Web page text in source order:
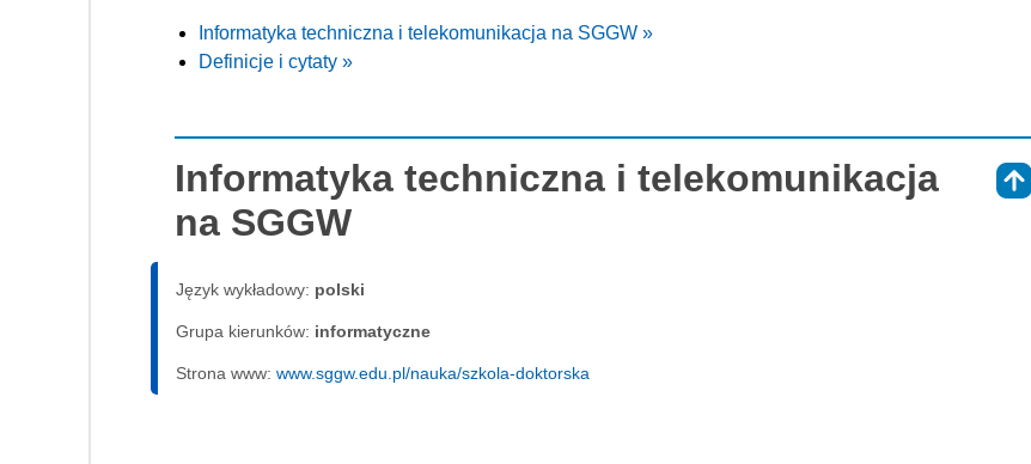
Informatyka techniczna i telekomunikacja na SGGW »
Definicje i cytaty »
Informatyka techniczna i telekomunikacja
na SGGW
Język wykładowy: polski
Grupa kierunków: informatyczne
Strona www: www.sggw.edu.pl/nauka/szkola-doktorska